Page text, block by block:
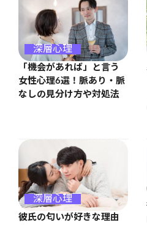
深層心理
「機会があれば」と言う
女性心理6選！脈あり・脈
なしの見分け方や対処法
深層心理
彼氏の匂いが好きな理由